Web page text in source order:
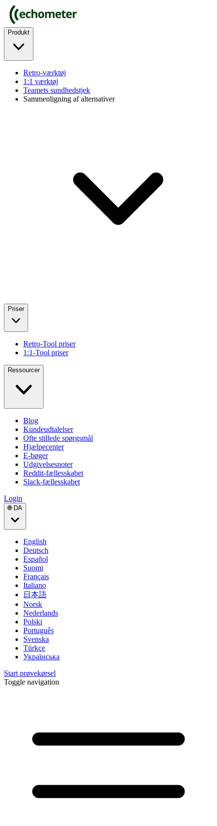
Produkt
Retro-værktøj
1:1 værktøj
Teamets sundhedstjek
Sammenligning af alternativer
Priser
Retro-Tool priser
1:1-Tool priser
Ressourcer
Blog
Kundeudtalelser
Ofte stillede spørgsmål
Hjælpecenter
E-bøger
Udgivelsesnoter
Reddit-fællesskabet
Slack-fællesskabet
Login
🌐 DA
English
Deutsch
Español
Suomi
Français
Italiano
日本語
Norsk
Nederlands
Polski
Português
Svenska
Türkçe
Українська
Start prøvekørsel
Toggle navigation